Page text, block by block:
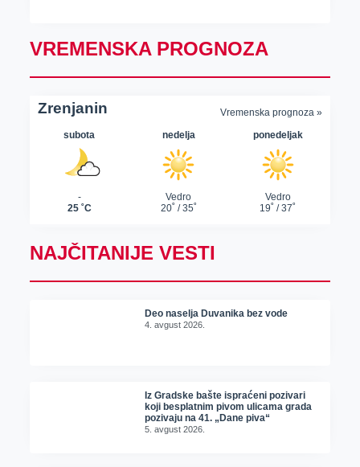
VREMENSKA PROGNOZA
NAJČITANIJE VESTI
Deo naselja Duvanika bez vode
4. avgust 2026.
Iz Gradske bašte ispraćeni pozivari
koji besplatnim pivom ulicama grada
pozivaju na 41. „Dane piva“
5. avgust 2026.